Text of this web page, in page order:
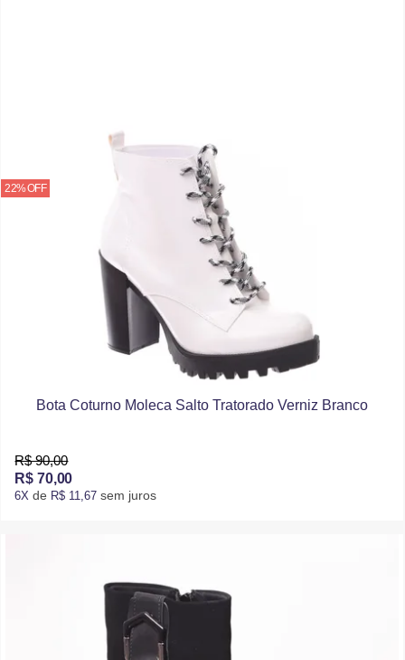
22% OFF
Bota Coturno Moleca Salto Tratorado Verniz Branco
R$ 90,00
R$ 70,00
6X de R$ 11,67 sem juros